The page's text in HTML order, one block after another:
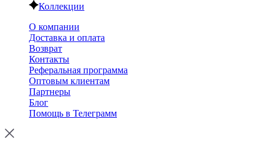
Коллекции
О компании
Доставка и оплата
Возврат
Контакты
Реферальная программа
Оптовым клиентам
Партнеры
Блог
Помощь в Телеграмм